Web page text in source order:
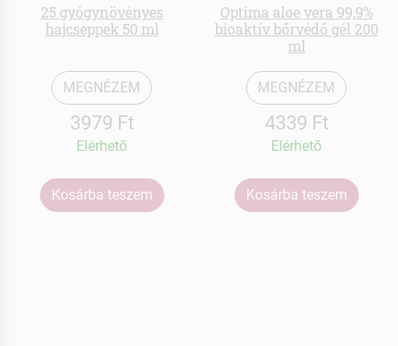
25 gyógynövényes
hajcseppek 50 ml
MEGNÉZEM
3979 Ft
Elérhetõ
Kosárba teszem
Optima aloe vera 99,9%
bioaktív bőrvédő gél 200
ml
MEGNÉZEM
4339 Ft
Elérhetõ
Kosárba teszem